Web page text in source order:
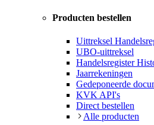
Producten bestellen
Uittreksel
UBO-uittreksel
Handelsregister
Jaarrekeningen
Gedeponeerde
KVK API's
Direct bestellen
Alle producten